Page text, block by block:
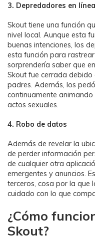
3. Depredadores en línea
Skout tiene una función
nivel local. Aunque esta
buenas intenciones, los
esta función para
sorprendería saber que
Skout fue cerrada
padres. Además, los
continuamente
actos sexuales.
4. Robo de datos
Además de revelar la
de perder información
de cualquier otra
emergentes y anuncios.
terceros, cosa por la que
cuidado con lo que
¿Cómo
Skout?